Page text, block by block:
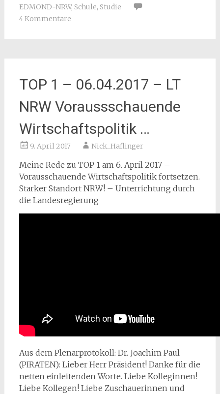
EDMOND-NRW, Schule, Studie
4 Kommentare
TOP 1 – 06.04.2017 – LT
NRW Voraussschauende
Wirtschaftspolitik …
9. April 2017 Nick_Haflinger
Meine Rede zu TOP 1 am 6. April 2017 –
Vorausschauende Wirtschaftspolitik fortsetzen.
Starker Standort NRW! – Unterrichtung durch
die Landesregierung
Aus dem Plenarprotokoll: Dr. Joachim Paul
(PIRATEN): Lieber Herr Präsident! Danke für die
netten einleitenden Worte. Liebe Kolleginnen!
Liebe Kollegen! Liebe Zuschauerinnen und